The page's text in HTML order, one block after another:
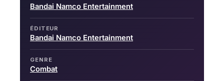
Bandai Namco Entertainment
ÉDITEUR
Bandai Namco Entertainment
GENRE
Combat